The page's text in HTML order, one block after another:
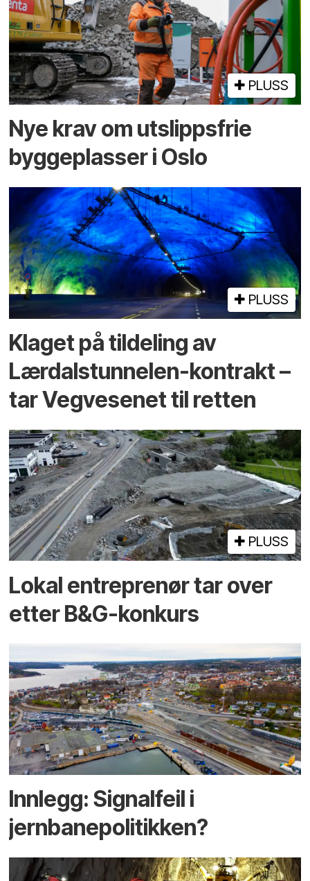
PLUSS
Nye krav om utslippsfrie
byggeplasser i Oslo
PLUSS
Klaget på tildeling av
Lærdalstunnelen-kontrakt –
tar Vegvesenet til retten
PLUSS
Lokal entreprenør tar over
etter B&G-konkurs
Innlegg: Signalfeil i
jernbanepolitikken?